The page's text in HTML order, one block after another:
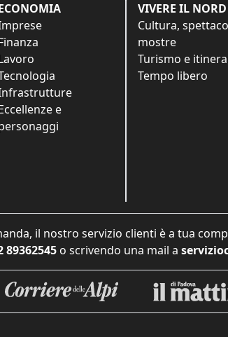
e
VIVERE IL NORD
Cultura,
mostre
Turismo e
Tempo libero
il nostro servizio clienti è a tua
89362545 o scrivendo una mail a